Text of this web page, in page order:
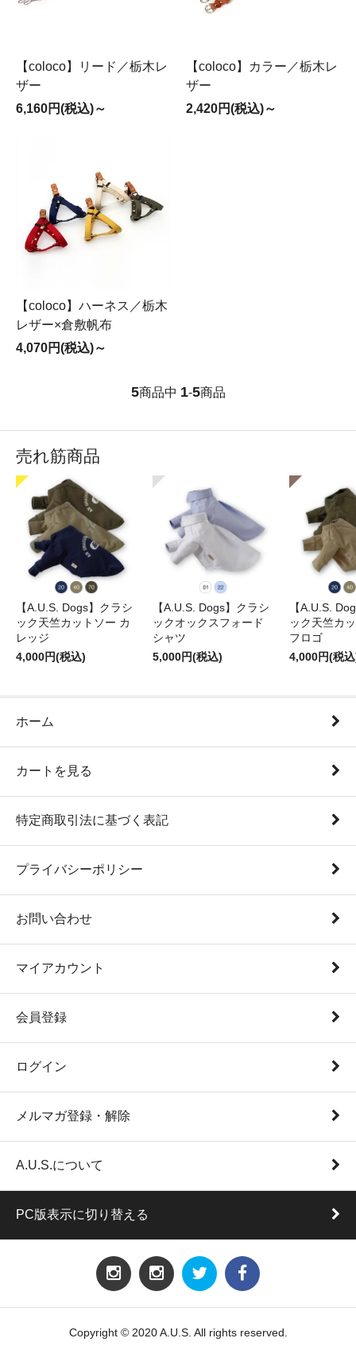
【coloco】リード／栃木レ
ザー
6,160円(税込)～
【coloco】カラー／栃木レ
ザー
2,420円(税込)～
【coloco】ハーネス／栃木
レザー×倉敷帆布
4,070円(税込)～
5商品中 1-5商品
売れ筋商品
【A.U.S. Dogs】クラシ
ック天竺カットソー カ
レッジ
4,000円(税込)
【A.U.S. Dogs】クラシ
ックオックスフォード
シャツ
5,000円(税込)
【A.U.S.
ック天竺カ
フロゴ
4,000円(税
ホーム
カートを見る
特定商取引法に基づく表記
プライバシーポリシー
お問い合わせ
マイアカウント
会員登録
ログイン
メルマガ登録・解除
A.U.S.について
PC版表示に切り替える
Copyright © 2020 A.U.S. All rights reserved.